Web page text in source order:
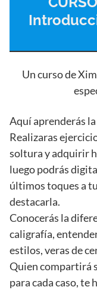
Un curso de
Aquí aprenderás
Realizaras
soltura y adquirir
luego podrás
últimos toques a
destacarla.
Conocerás la
caligrafía,
estilos, veras de
Quien compartirá
para cada caso, te